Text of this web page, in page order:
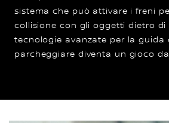
sistema che può attivare i freni
collisione con gli oggetti dietro di
tecnologie avanzate per la guida
parcheggiare diventa un gioco